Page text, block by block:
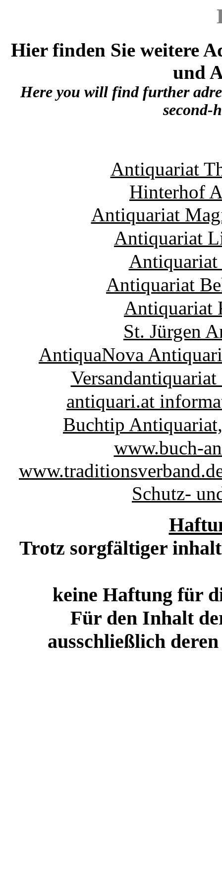
Hier finden Sie weitere
und
Here you will find further
second-
Antiquariat
Hinterhof
Antiquariat
Antiquariat
Antiquariat
Antiquariat
Antiquariat
St. Jürgen
AntiquaNova
antiquari.at
Buchtip
www.buch-
Schutz-
Trotz sorgfältiger
keine Haftung für
Für den Inhalt
ausschließlich